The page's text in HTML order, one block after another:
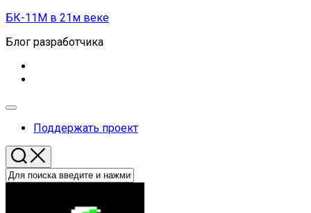
Перейти
содержанию
БК-11М в 21м веке
Блог разработчика
Развернуть
Поддержать проект